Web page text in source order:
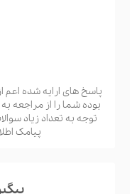
پاسخ های ارایه شده
بوده شما را از مراجعه
پیامک